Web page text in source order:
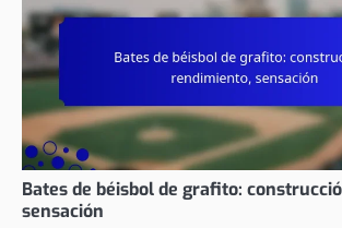
Bates de béisbol de grafito:
sensación